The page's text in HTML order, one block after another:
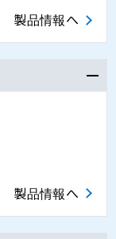
製品情報へ
製品情報へ